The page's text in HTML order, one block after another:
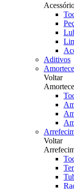
Aditivos
Voltar
Voltar